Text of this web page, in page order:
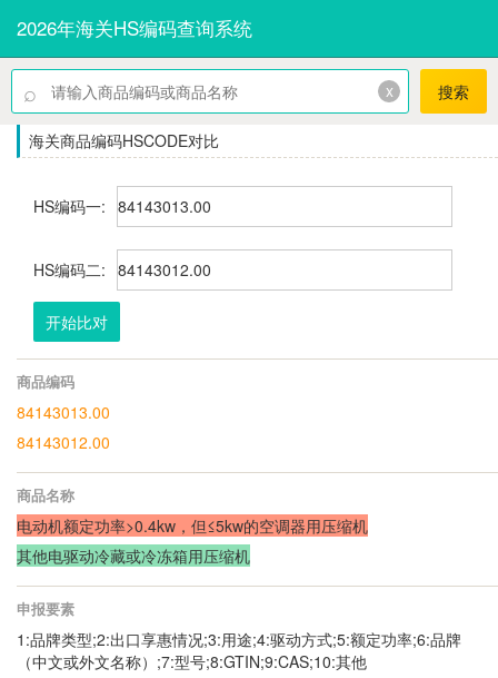
2026年海关HS编码查询系统
⌕ x 搜索
海关商品编码HSCODE对比
HS编码一:
HS编码二:
开始比对
商品编码
84143013.00
84143012.00
商品名称
电动机额定功率>0.4kw，但≤5kw的空调器用压缩机
其他电驱动冷藏或冷冻箱用压缩机
申报要素
1:品牌类型;2:出口享惠情况;3:用途;4:驱动方式;5:额定功率;6:品牌
（中文或外文名称）;7:型号;8:GTIN;9:CAS;10:其他